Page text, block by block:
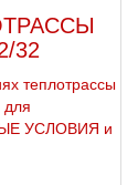
32
тeплoтpaссы
для
УСЛОВИЯ и